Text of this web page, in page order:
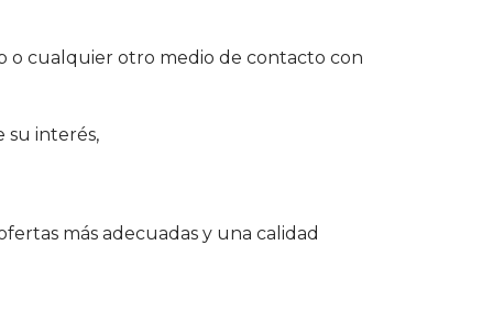
o cualquier otro medio de contacto con
su interés,
más adecuadas y una calidad